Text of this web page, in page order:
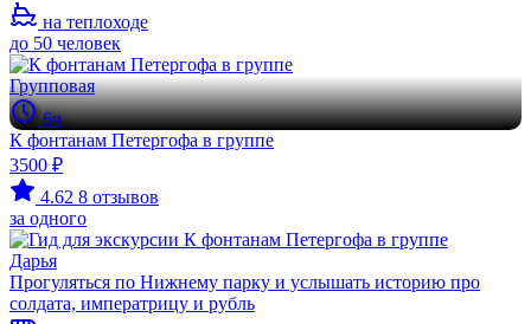
на теплоходе
до 50 человек
Групповая
6ч
К фонтанам Петергофа в группе
3500 ₽
4.62 8 отзывов
за одного
Дарья
Прогуляться по Нижнему парку и услышать историю про
солдата, императрицу и рубль